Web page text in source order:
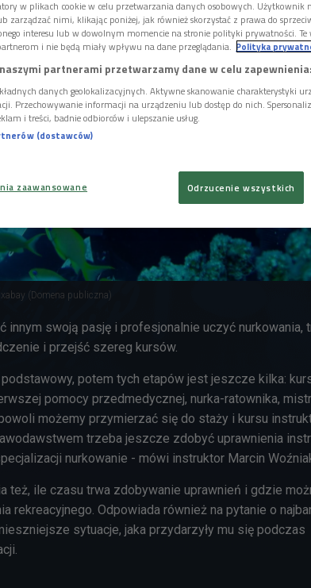
(Domena publiczna)
innym swoją pasję i profesjonalnie uczyć nurkowania,
i przejść szereg kursów.
potem tych etapów jest jeszcze kilka:
pomocy przedmedycznej, nurka-ratownika,
możemy przymierzać się do staży i kursu
trzeba jeszcze zdobyć uprawnienia
nurkowanie - mówi instruktor Marcin
też, ile czasu trwa zdobywanie uprawnień i gdzie
rekreacyjnego. Odpowiada również na pytanie o
sytuacje, jaka przydarzyły mu się podczas
w plikach cookie w celu przetwarzania danych osobowych. Użytkownik
zarządzać nimi, klikając poniżej, jak również skorzystać z prawa do
interesu lub w dowolnym momencie na stronie polityki prywatności.
i nie będą miały wpływu na dane przeglądania. Polityka
partnerami przetwarzamy dane w celu zapewnienia:
danych geolokalizacyjnych. Aktywne skanowanie charakterystyki
Przechowywanie informacji na urządzeniu lub dostęp do nich.
i treści, badnie odbiorców i ulepszanie usług.
(dostawców)
zaawansowane Odrzucenie wszystkich